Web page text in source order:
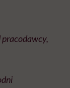
pracodawcy,